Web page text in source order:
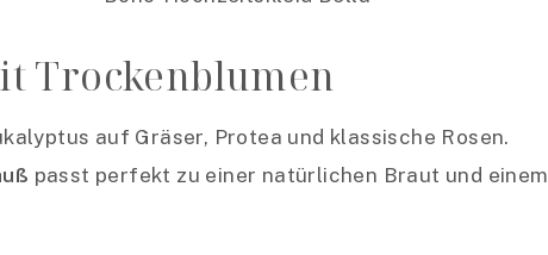
Trockenblumen
auf Gräser, Protea und klassische Rosen.
passt perfekt zu einer natürlichen Braut und einem